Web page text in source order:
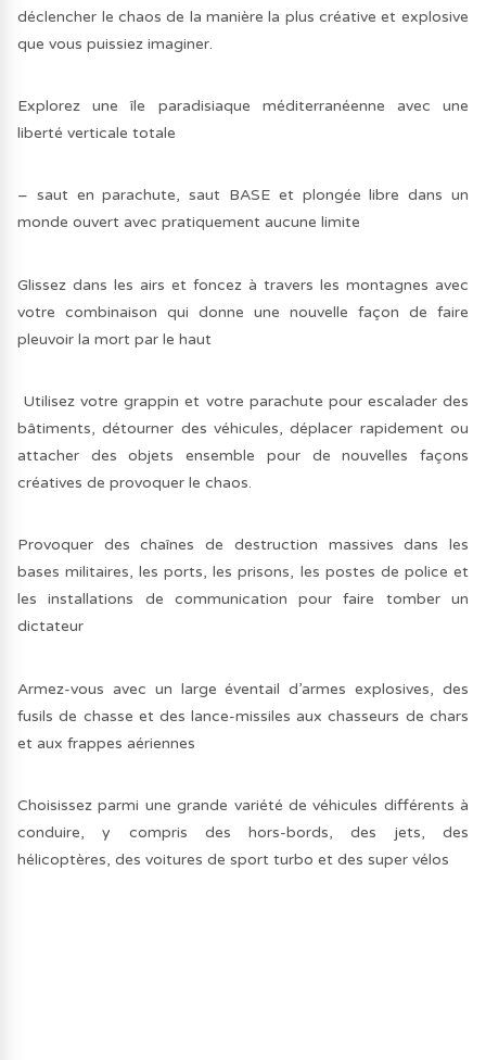
déclencher le chaos de la manière la plus créative et explosive
que vous puissiez imaginer.
Explorez une île paradisiaque méditerranéenne avec une
liberté verticale totale
– saut en parachute, saut BASE et plongée libre dans un
monde ouvert avec pratiquement aucune limite
Glissez dans les airs et foncez à travers les montagnes avec
votre combinaison qui donne une nouvelle façon de faire
pleuvoir la mort par le haut
Utilisez votre grappin et votre parachute pour escalader des
bâtiments, détourner des véhicules, déplacer rapidement ou
attacher des objets ensemble pour de nouvelles façons
créatives de provoquer le chaos.
Provoquer des chaînes de destruction massives dans les
bases militaires, les ports, les prisons, les postes de police et
les installations de communication pour faire tomber un
dictateur
Armez-vous avec un large éventail d’armes explosives, des
fusils de chasse et des lance-missiles aux chasseurs de chars
et aux frappes aériennes
Choisissez parmi une grande variété de véhicules différents à
conduire, y compris des hors-bords, des jets, des
hélicoptères, des voitures de sport turbo et des super vélos